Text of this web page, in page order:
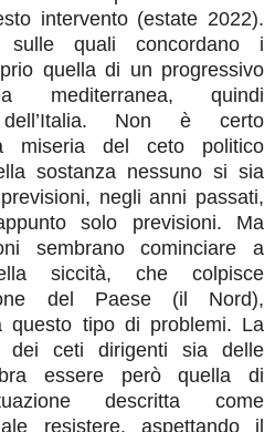
intervento (estate 2022).
sulle quali concordano i
quella di un progressivo
mediterranea, quindi
Non è certo
miseria del ceto politico
sostanza nessuno si sia
negli anni passati,
solo previsioni. Ma
sembrano cominciare a
siccità, che colpisce
del Paese (il Nord),
questo tipo di problemi. La
dei ceti dirigenti sia delle
essere però quella di
descritta come
resistere, aspettando il